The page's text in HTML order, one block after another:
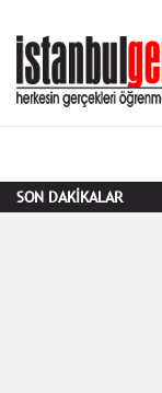
SON DAKİKALAR